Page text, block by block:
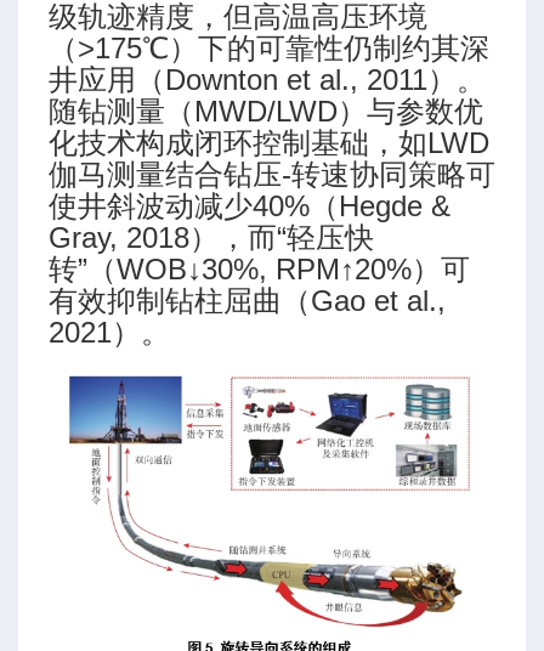
级轨迹精度，但高温高压环境
（>175℃）下的可靠性仍制约其深
井应用（Downton et al., 2011）。
随钻测量（MWD/LWD）与参数优
化技术构成闭环控制基础，如LWD
伽马测量结合钻压-转速协同策略可
使井斜波动减少40%（Hegde &
Gray, 2018），而“轻压快
转”（WOB↓30%, RPM↑20%）可
有效抑制钻柱屈曲（Gao et al.,
2021）。